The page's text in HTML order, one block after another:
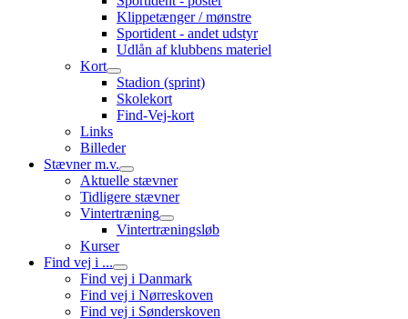
Klippetænger / mønstre
Sportident - andet udstyr
Udlån af klubbens materiel
Kort
Stadion (sprint)
Skolekort
Find-Vej-kort
Links
Billeder
Stævner m.v.
Aktuelle stævner
Tidligere stævner
Vintertræning
Vintertræningsløb
Kurser
Find vej i ...
Find vej i Danmark
Find vej i Nørreskoven
Find vej i Sønderskoven